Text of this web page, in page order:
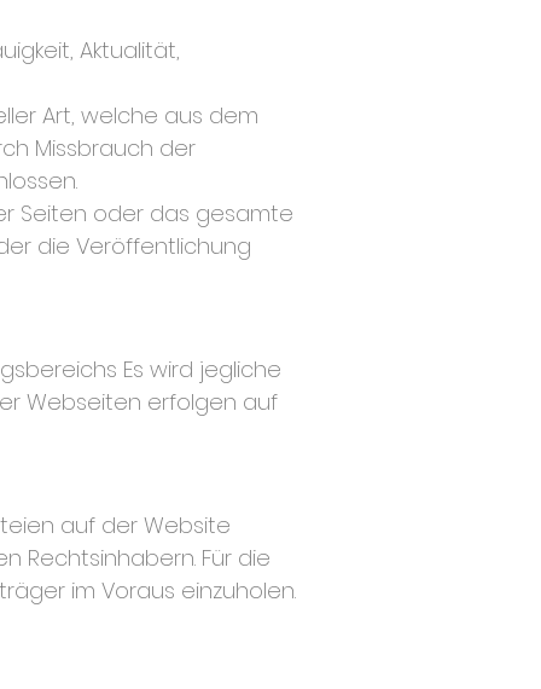
Aktualität,
Art, welche aus dem
Missbrauch der
Seiten oder das gesamte
die Veröffentlichung
Es wird jegliche
Webseiten erfolgen auf
auf der Website
Rechtsinhabern. Für die
im Voraus einzuholen.